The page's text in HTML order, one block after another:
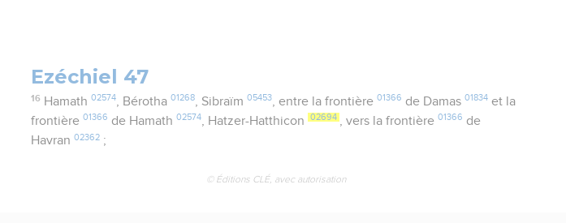
Ezéchiel 47
16 Hamath 02574, Bérotha 01268, Sibraïm 05453, entre la frontière 01366 de Damas 01834et la
frontière01366 de Hamath02574, Hatzer-Hatthicon 02694 , vers la frontière01366 de
Havran02362 ;
© Éditions CLÉ, avec autorisation